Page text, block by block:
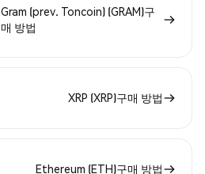
Gram (prev. Toncoin) (GRAM)구
매 방법
XRP (XRP)구매 방법
Ethereum (ETH)구매 방법